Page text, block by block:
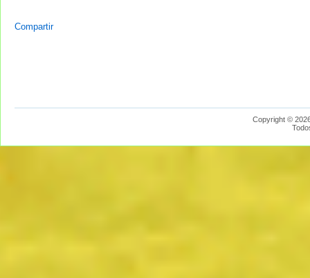
Compartir
Copyright ©